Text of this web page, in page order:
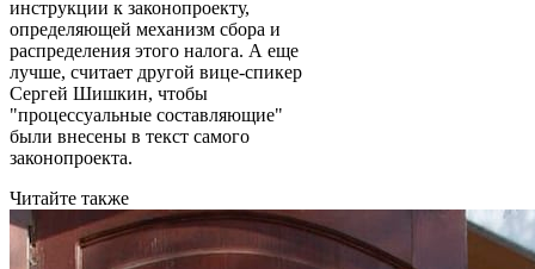
инструкции к законопроекту,
определяющей механизм сбора и
распределения этого налога. А еще
лучше, считает другой вице-спикер
Сергей Шишкин, чтобы
"процессуальные составляющие"
были внесены в текст самого
законопроекта.
Читайте также